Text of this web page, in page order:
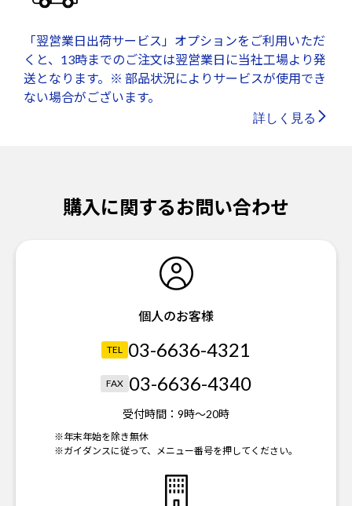
「翌営業日出荷サービス」オプションをご利用いただ
くと、13時までのご注文は翌営業日に当社工場より発
送となります。※ 部品状況によりサービスが使用でき
ない場合がございます。
詳しく見る
購入に関するお問い合わせ
個人のお客様
TEL 03-6636-4321
FAX 03-6636-4340
受付時間： 9時～20時
※年末年始を除き無休
※ガイダンスに従って、メニュー番号を押してください。